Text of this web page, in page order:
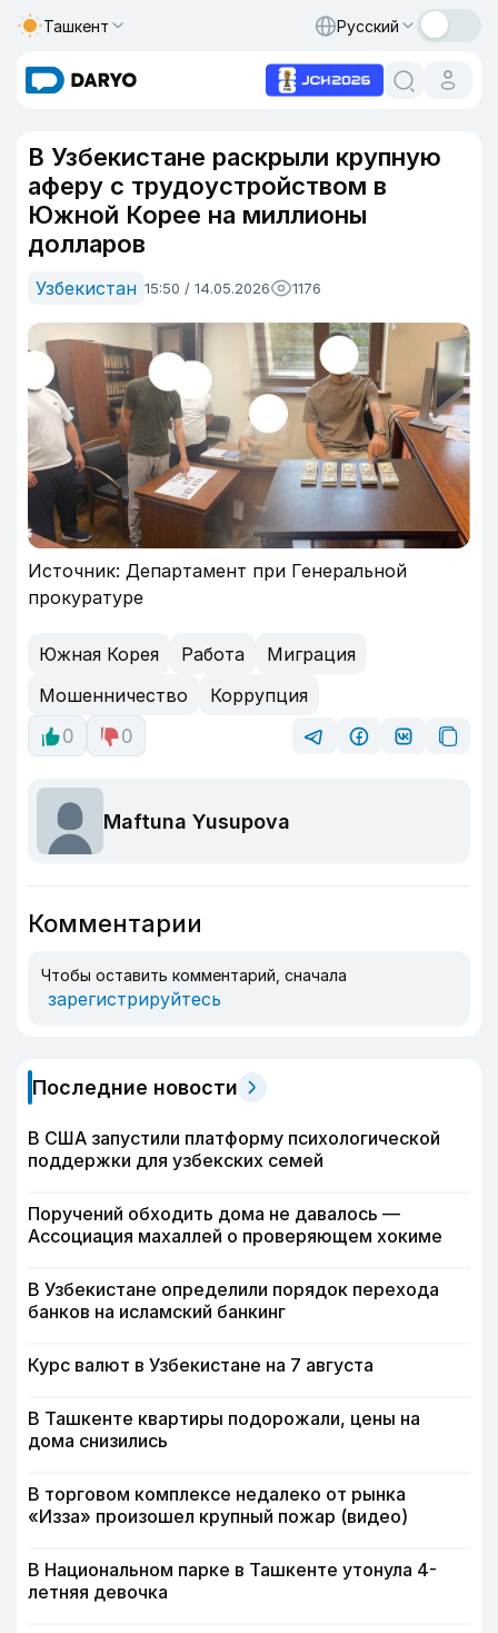
Ташкент Русский
В Узбекистане раскрыли крупную
аферу с трудоустройством в
Южной Корее на миллионы
долларов
Узбекистан 15:50 / 14.05.2026 1176
Источник: Департамент при Генеральной
прокуратуре
Южная Корея Работа
Миграция
Мошенничество
Коррупция
0
0
Maftuna Yusupova
Комментарии
Чтобы оставить комментарий, сначала
зарегистрируйтесь
Последние новости
В США запустили платформу психологической
поддержки для узбекских семей
Поручений обходить дома не давалось —
Ассоциация махаллей о проверяющем хокиме
В Узбекистане определили порядок перехода
банков на исламский банкинг
Курс валют в Узбекистане на 7 августа
В Ташкенте квартиры подорожали, цены на
дома снизились
В торговом комплексе недалеко от рынка
«Изза» произошел крупный пожар (видео)
В Национальном парке в Ташкенте утонула 4-
летняя девочка